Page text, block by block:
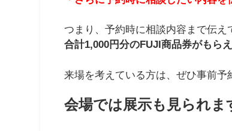
つまり、予約時に相談内容まで伝え
合計1,000円分のFUJI商品券がもら
来場を考えている方は、ぜひ事前予
会場では展示も見られま